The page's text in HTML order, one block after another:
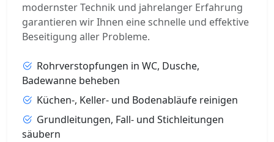
modernster Technik und jahrelanger Erfahrung
garantieren wir Ihnen eine schnelle und effektive
Beseitigung aller Probleme.
Rohrverstopfungen in WC, Dusche,
Badewanne beheben
Küchen-, Keller- und Bodenabläufe reinigen
Grundleitungen, Fall- und Stichleitungen
säubern